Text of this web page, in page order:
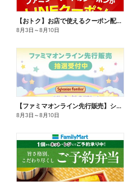
【おトク】お店で使えるクーポン配信中
8月3日 ～8月10日
【ファミマオンライン先行販売】シルバニアファミリー
8月3日 ～8月10日